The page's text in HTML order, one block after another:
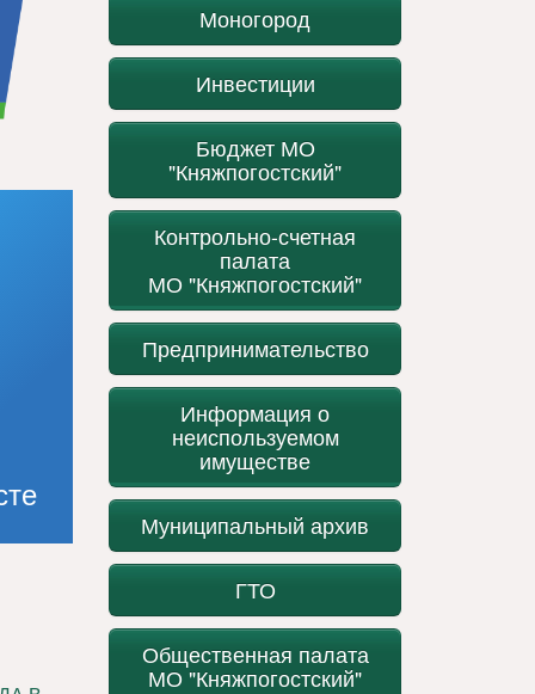
Моногород
Инвестиции
Бюджет МО
"Княжпогостский"
Контрольно-счетная
палата
МО "Княжпогостский"
Предпринимательство
Информация о
неиспользуемом
имуществе
Муниципальный архив
ГТО
Общественная палата
МО "Княжпогостский"